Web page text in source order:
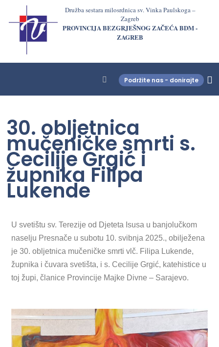
Družba sestara milosrdnica sv. Vinka Paulskoga –
Zagreb
PROVINCIJA BEZGRJEŠNOG ZAČEĆA BDM -
ZAGREB
Podržite nas - donirajte
30. obljetnica
mučeničke smrti s.
Cecilije Grgić i
župnika Filipa
Lukende
U svetištu sv. Terezije od Djeteta Isusa u banjolučkom
naselju Presnače u subotu 10. svibnja 2025., obilježena
je 30. obljetnica mučeničke smrti vlč. Filipa Lukende,
župnika i čuvara svetišta, i s. Cecilije Grgić, katehistice u
toj župi, članice Provincije Majke Divne – Sarajevo.